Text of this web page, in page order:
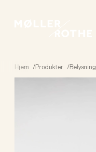
Hjem /Produkter /Belysning